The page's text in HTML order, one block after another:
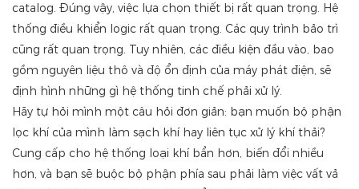
catalog. Đúng vậy, việc lựa chọn thiết bị rất quan trọng. Hệ
thống điều khiển logic rất quan trọng. Các quy trình bảo trì
cũng rất quan trọng. Tuy nhiên, các điều kiện đầu vào, bao
gồm nguyên liệu thô và độ ổn định của máy phát điện, sẽ
định hình những gì hệ thống tinh chế phải xử lý.
Hãy tự hỏi mình một câu hỏi đơn giản: bạn muốn bộ phận
lọc khí của mình làm sạch khí hay liên tục xử lý khí thải?
Cung cấp cho hệ thống loại khí bẩn hơn, biến đổi nhiều
hơn, và bạn sẽ buộc bộ phận phía sau phải làm việc vất vả